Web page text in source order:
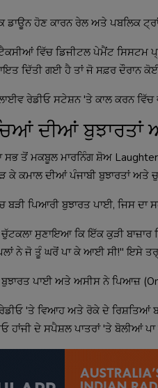
ਡਾਊਨ ਹੋਣ ਕਾਰਨ ਰੇਲ ਅਤੇ ਪਬਲਿਕ
ਵਿੱਚ ਡਿਜੀਟਲ ਪੇਮੈਂਟ ਸਿਸਟਮ
ਦਿੱਤੀ ਗਈ ਹੈ ਤਾਂ ਜੋ ਸਫ਼ਰ ਦੌਰਾਨ
ਰੇਡੀਓ ਸਟੇਸ਼ਨ 'ਤੇ ਕਾਲ ਕਰਨ ਵਿੱਚ
ਦੀਆਂ
ਸਭ ਤੋਂ ਮਕਬੂਲ ਮਾਰਨਿੰਗ ਸ਼ੋਅ
ਕੇ ਕਮਾਲ ਦੀਆਂ ਪੰਜਾਬੀ ਬੁਝਾਰਤਾਂ ਅਤੇ
ਪਿਆਰੀ ਬੁਝਾਰਤ ਪਾਈ, ਜਿਸ ਦਾ
ਸੁਣਾਇਆ ਕਿ ਇੱਕ ਕੁੜੀ ਬਾਜ਼ਾਰ
ਨੇ ਜੋ ਤੂੰ ਘਰੋਂ ਪਾ ਕੇ ਆਈ ਸੀ!" ਇਸੇ
ਪਾਈ ਅਤੇ ਅਸੀਸ ਨੇ ਪਿਆਜ਼
'ਤੇ ਵਿਆਹ ਅਤੇ ਰੋਕੇ ਦੇ ਰਿਸ਼ਤਿਆਂ
ਹਾਂਜੀ ਦੇ ਸਪੈਸ਼ਲ ਪਾਤਰਾਂ 'ਤੇ ਬੋਲੀਆਂ